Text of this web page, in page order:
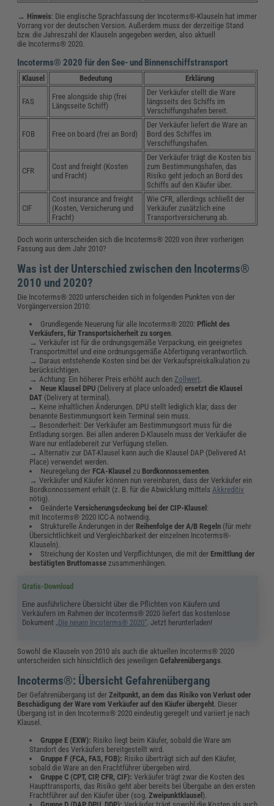
→ Hinweis: Die englische Sprachfassung der Incoterms®-Klauseln hat immer
Vorrang vor der deutschen Version. Außerdem muss der derzeitige Stand
bzw. die Jahreszahl der Klauseln angegeben werden, also aktuell
die Incoterms® 2020.
Incoterms® 2020 für den See- und Binnenschiffstransport
Klausel Bedeutung Erklärung
FAS
Free alongside ship (frei
Längsseite Schiff)
Der Verkäufer stellt die Ware
längsseits des Schiffs im
Verschiffungshafen bereit.
FOB Free on board (frei an Bord)
Der Verkäufer liefert die Ware an
Bord des Schiffes im
Verschiffungshafen.
CFR
Cost and freight (Kosten
und Fracht)
Der Verkäufer trägt die Kosten bis
zum Bestimmungshafen, das
Risiko geht jedoch an Bord des
Schiffs auf den Käufer über.
CIF
Cost insurance and freight
(Kosten, Versicherung und
Fracht)
Wie CFR, allerdings schließt der
Verkäufer zusätzlich eine
Transportversicherung ab.
Doch worin unterscheiden sich die Incoterms® 2020 von ihrer vorherigen
Fassung aus dem Jahr 2010?
Was ist der Unterschied zwischen den Incoterms®
2010 und 2020?
Die Incoterms® 2020 unterscheiden sich in folgenden Punkten von der
Vorgängerversion 2010:
Grundlegende Neuerung für alle Incoterms® 2020: Pflicht des
Verkäufers, für Transportsicherheit zu sorgen.
→ Verkäufer ist für die ordnungsgemäße Verpackung, ein geeignetes
Transportmittel und eine ordnungsgemäße Abfertigung verantwortlich.
→ Daraus entstehende Kosten sind bei der Verkaufspreiskalkulation zu
berücksichtigen.
→ Achtung: Ein höherer Preis erhöht auch denZollwert.
Neue Klausel DPU (Delivery at place unloaded) ersetzt die Klausel
DAT (Delivery at terminal).
→ Keine inhaltlichen Änderungen. DPU stellt lediglich klar, dass der
benannte Bestimmungsort kein Terminal sein muss.
→ Besonderheit: Der Verkäufer am Bestimmungsort muss für die
Entladung sorgen. Bei allen anderen D-Klauseln muss der Verkäufer die
Ware nur entladebereit zur Verfügung stellen.
→ Alternativ zur DAT-Klausel kann auch die Klausel DAP (Delivered At
Place) verwendet werden.
Neuregelung der FCA-Klausel zu Bordkonnossementen.
→ Verkäufer und Käufer können nun vereinbaren, dass der Verkäufer ein
Bordkonnossement erhält (z. B. für die Abwicklung mittelsAkkreditiv
nötig).
Geänderte Versicherungsdeckung bei der CIP-Klausel :
mit Incoterms® 2020 ICC-A notwendig.
Strukturelle Änderungen in der Reihenfolge der A/B Regeln (für mehr
Übersichtlichkeit und Vergleichbarkeit der einzelnen Incoterms®-
Klauseln).
Streichung der Kosten und Verpflichtungen, die mit der Ermittlung der
bestätigten Bruttomasse zusammenhängen.
Gratis-Download
Eine ausführlichere Übersicht über die Pflichten von Käufern und
Verkäufern im Rahmen der Incoterms® 2020 liefert das kostenlose
Dokument „Die neuen Incoterms® 2020“ . Jetzt herunterladen!
Sowohl die Klauseln von 2010 als auch die aktuellen Incoterms® 2020
unterscheiden sich hinsichtlich des jeweiligenGefahrenübergangs
Incoterms®: Übersicht Gefahrenübergang
Der Gefahrenübergang ist derZeitpunkt, an dem das Risiko von Verlust oder
Beschädigung der Ware vom Verkäufer auf den Käufer übergeht . Dieser
Übergang ist in den Incoterms® 2020 eindeutig geregelt und variiert je nach
Klausel.
Gruppe E (EXW): Risiko liegt beim Käufer, sobald die Ware am
Standort des Verkäufers bereitgestellt wird.
Gruppe F (FCA, FAS, FOB): Risiko überträgt sich auf den Käufer,
sobald die Ware an den Frachtführer übergeben wird.
Gruppe C (CPT, CIP, CFR, CIF): Verkäufer trägt zwar die Kosten des
Haupttransports, das Risiko geht aber bereits bei Übergabe an den ersten
Frachtführer auf den Käufer über (sog.Zweipunktklausel).